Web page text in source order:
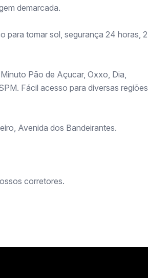
demarcada.
para tomar sol, segurança 24 horas, 2
Pão de Açucar, Oxxo, Dia,
Fácil acesso para diversas regiões,
Avenida dos Bandeirantes.
corretores.